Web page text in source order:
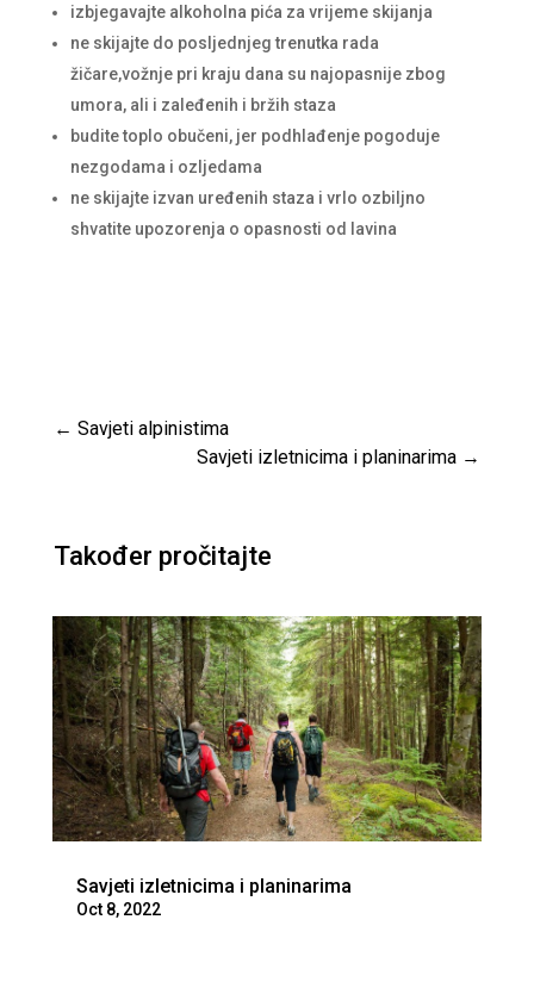
izbjegavajte alkoholna pića za vrijeme skijanja
ne skijajte do posljednjeg trenutka rada
žičare,vožnje pri kraju dana su najopasnije zbog
umora, ali i zaleđenih i bržih staza
budite toplo obučeni, jer podhlađenje pogoduje
nezgodama i ozljedama
ne skijajte izvan uređenih staza i vrlo ozbiljno
shvatite upozorenja o opasnosti od lavina
← Savjeti alpinistima
Savjeti izletnicima i planinarima →
Također pročitajte
Savjeti izletnicima i planinarima
Oct 8, 2022